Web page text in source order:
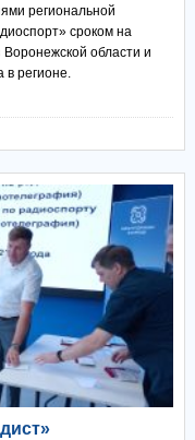
региональной
сроком на
области и
в регионе.